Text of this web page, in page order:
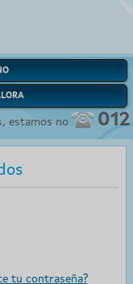
estamos no 012
tu contraseña?